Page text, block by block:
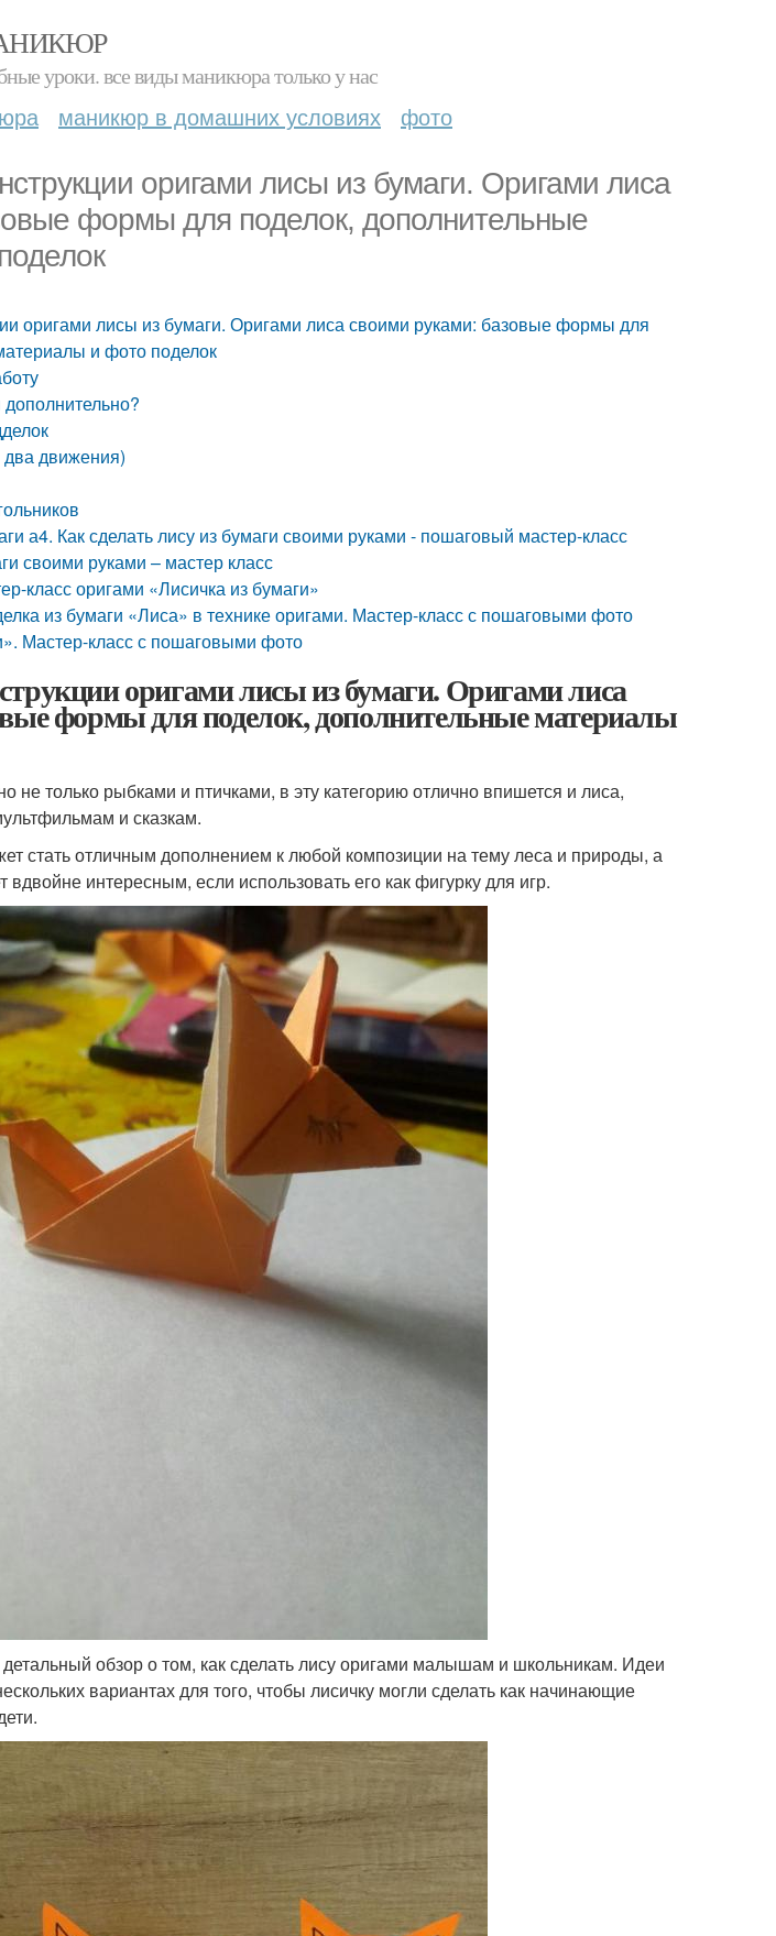
уроки. все виды маникюра только у нас
маникюр в домашних условиях фото
оригами лисы из бумаги. Оригами лиса
формы для поделок, дополнительные
оригами лисы из бумаги. Оригами лиса своими руками: базовые формы для
и фото поделок
два движения)
а4. Как сделать лису из бумаги своими руками - пошаговый мастер-класс
своими руками – мастер класс
класс оригами «Лисичка из бумаги»
из бумаги «Лиса» в технике оригами. Мастер-класс с пошаговыми фото
Мастер-класс с пошаговыми фото
оригами лисы из бумаги. Оригами лиса
формы для поделок, дополнительные материалы
только рыбками и птичками, в эту категорию отлично впишется и лиса,
и сказкам.
стать отличным дополнением к любой композиции на тему леса и природы, а
интересным, если использовать его как фигурку для игр.
обзор о том, как сделать лису оригами малышам и школьникам. Идеи
вариантах для того, чтобы лисичку могли сделать как начинающие